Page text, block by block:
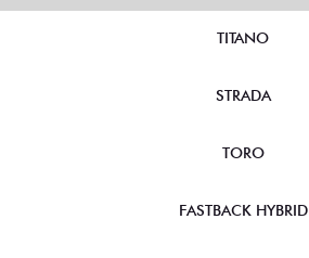
TITANO
STRADA
TORO
FASTBACK HYBRID